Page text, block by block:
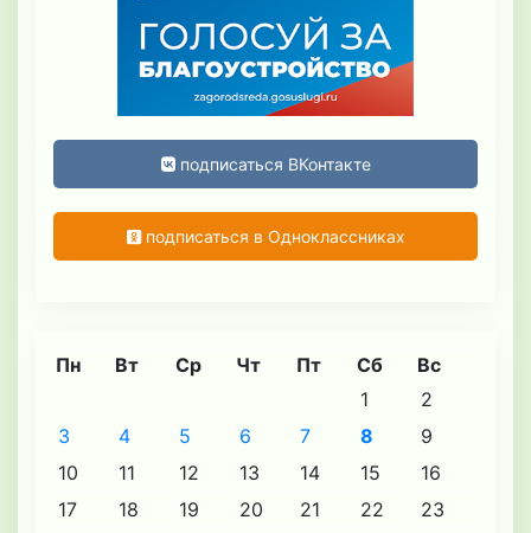
подписаться ВКонтакте
подписаться в Одноклассниках
Пн Вт Ср Чт Пт Сб Вс
1
2
3
4 5 6 7 8
9
10
11 12 13 14 15
16
17
18 19 20 21 22
23